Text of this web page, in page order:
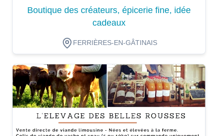
Boutique des créateurs, épicerie fine, idée
cadeaux
FERRIÈRES-EN-GÂTINAIS
Dégustation